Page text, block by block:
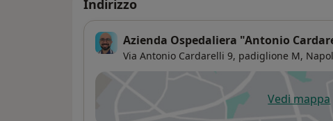
Indirizzo
Azienda Ospedaliera "Antonio
Via Antonio Cardarelli 9, padiglione M,
Vedi mappa
si